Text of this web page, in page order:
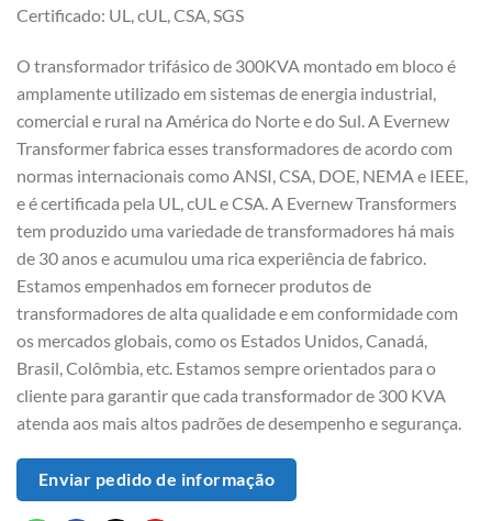
Certificado: UL, cUL, CSA, SGS
O transformador trifásico de 300KVA montado em bloco é
amplamente utilizado em sistemas de energia industrial,
comercial e rural na América do Norte e do Sul. A Evernew
Transformer fabrica esses transformadores de acordo com
normas internacionais como ANSI, CSA, DOE, NEMA e IEEE,
e é certificada pela UL, cUL e CSA. A Evernew Transformers
tem produzido uma variedade de transformadores há mais
de 30 anos e acumulou uma rica experiência de fabrico.
Estamos empenhados em fornecer produtos de
transformadores de alta qualidade e em conformidade com
os mercados globais, como os Estados Unidos, Canadá,
Brasil, Colômbia, etc. Estamos sempre orientados para o
cliente para garantir que cada transformador de 300 KVA
atenda aos mais altos padrões de desempenho e segurança.
Enviar pedido de informação